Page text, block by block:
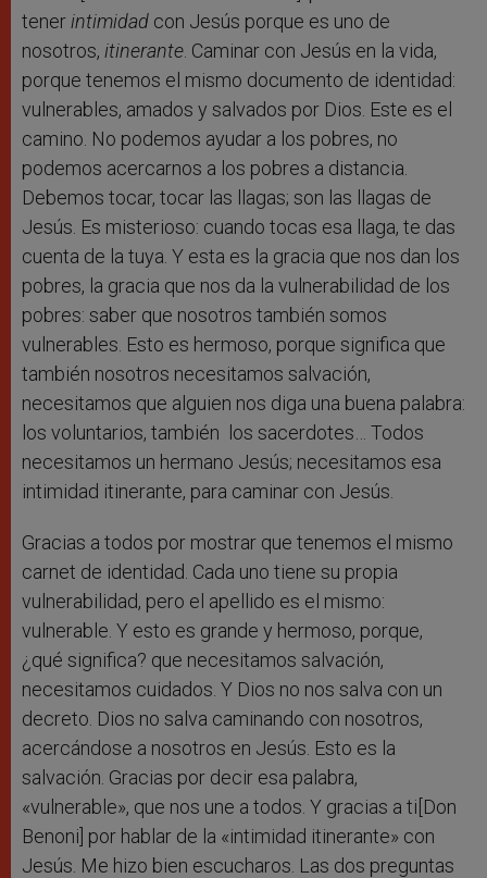
tenerintimidad con Jesús porque es uno de
nosotros, itinerante . Caminar con Jesús en la vida,
porque tenemos el mismo documento de identidad:
vulnerables, amados y salvados por Dios. Este es el
camino. No podemos ayudar a los pobres, no
podemos acercarnos a los pobres a distancia.
Debemos tocar, tocar las llagas; son las llagas de
Jesús. Es misterioso: cuando tocas esa llaga, te das
cuenta de la tuya. Y esta es la gracia que nos dan los
pobres, la gracia que nos da la vulnerabilidad de los
pobres: saber que nosotros también somos
vulnerables. Esto es hermoso, porque significa que
también nosotros necesitamos salvación,
necesitamos que alguien nos diga una buena palabra:
los voluntarios, también los sacerdotes… Todos
necesitamos un hermano Jesús; necesitamos esa
intimidad itinerante, para caminar con Jesús.
Gracias a todos por mostrar que tenemos el mismo
carnet de identidad. Cada uno tiene su propia
vulnerabilidad, pero el apellido es el mismo:
vulnerable. Y esto es grande y hermoso, porque,
¿qué significa? que necesitamos salvación,
necesitamos cuidados. Y Dios no nos salva con un
decreto. Dios no salva caminando con nosotros,
acercándose a nosotros en Jesús. Esto es la
salvación. Gracias por decir esa palabra,
«vulnerable», que nos une a todos. Y gracias a ti[Don
Benoni] por hablar de la «intimidad itinerante» con
Jesús. Me hizo bien escucharos. Las dos preguntas